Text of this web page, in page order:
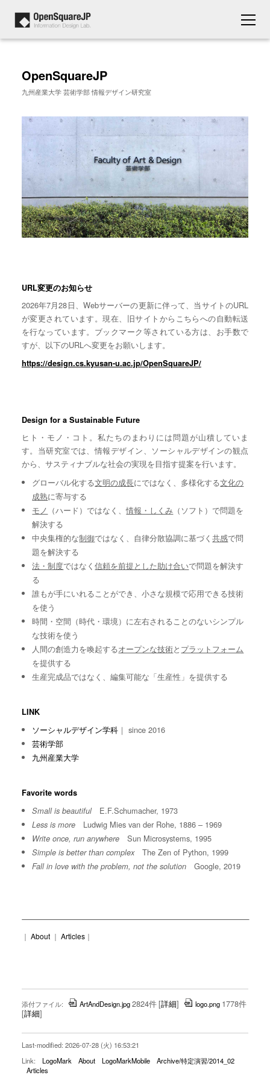
OpenSquareJP
九州産業大学 芸術学部 情報デザイン研究室
URL変更のお知らせ
2026年7月28日、Webサーバーの更新に伴って、当サイトのURL
が変更されています。現在、旧サイトからこちらへの自動転送
を行なっています。ブックマーク等されている方は、お手数で
すが、以下のURLへ変更をお願いします。
https://design.cs.kyusan-u.ac.jp/OpenSquareJP/
Design for a Sustainable Future
ヒト・モノ・コト。私たちのまわりには問題が山積していま
す。当研究室では、情報デザイン、ソーシャルデザインの観点
から、サスティナブルな社会の実現を目指す提案を行います。
グローバル化する文明の成長にではなく、多様化する文化の
成熟に寄与する
モノ （ハード）ではなく、情報・しくみ （ソフト）で問題を
解決する
中央集権的な制御ではなく、自律分散協調に基づく共感で問
題を解決する
法・制度ではなく信頼を前提とした助け合いで問題を解決す
る
誰もが手にいれることができ、小さな規模で応用できる技術
を使う
時間・空間（時代・環境）に左右されることのないシンプル
な技術を使う
人間の創造力を喚起するオープンな技術と プラットフォーム
を提供する
生産完成品ではなく、編集可能な「生産性」を提供する
LINK
ソーシャルデザイン学科 ｜ since 2016
芸術学部
九州産業大学
Favorite words
Small is beautifulE.F.Schumacher, 1973
Less is more Ludwig Mies van der Rohe, 1886 – 1969
Write once, run anywhere Sun Microsystems, 1995
Simple is better than complexThe Zen of Python, 1999
Fall in love with the problem, not the solution Google, 2019
｜ About｜ Articles｜
添付ファイル: ArtAndDesign.jpg2824件[詳細] logo.png 1778件
[詳細]
Last-modified: 2026-07-28 (火) 16:53:21
Link:
LogoMark About LogoMarkMobile
Archive/特定演習/2014_02
Articles